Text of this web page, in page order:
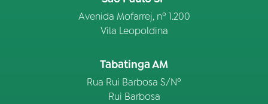
Avenida Mofarrej, nº 1.200
Vila Leopoldina
Tabatinga AM
Rua Rui Barbosa S/Nº
Rui Barbosa